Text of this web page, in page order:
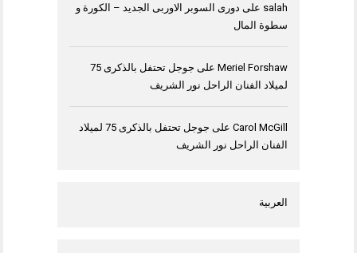
salah على دورى السوبر الاوربى الجديد – الكورة و
سطوة المال
Meriel Forshaw على
جوجل تحتفل بالذكرى 75
لميلاد الفنان الراحل نور الشريف
Carol McGill على
جوجل تحتفل بالذكرى 75 لميلاد
الفنان الراحل نور الشريف
العربية